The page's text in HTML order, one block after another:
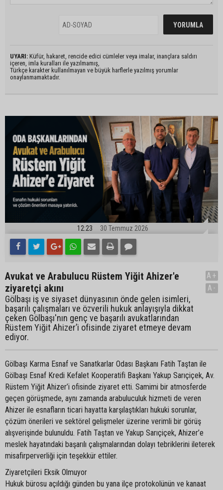
UYARI: Küfür, hakaret, rencide edici cümleler veya imalar, inançlara saldırı
içeren, imla kuralları ile yazılmamış,
Türkçe karakter kullanılmayan ve büyük harflerle yazılmış yorumlar
onaylanmamaktadır.
12:23 30 Temmuz 2026
Avukat ve Arabulucu Rüstem Yiğit Ahizer'e
ziyaretçi akını
Gölbaşı iş ve siyaset dünyasının önde gelen isimleri,
başarılı çalışmaları ve özverili hukuk anlayışıyla dikkat
çeken Gölbaşı'nın genç ve başarılı avukatlarından
Rüstem Yiğit Ahizer’i ofisinde ziyaret etmeye devam
ediyor.
A+
A-
Gölbaşı Karma Esnaf ve Sanatkarlar Odası Başkanı Fatih Taştan ile
Gölbaşı Esnaf Kredi Kefalet Kooperatifi Başkanı Yakup Sarıçiçek, Av.
Rüstem Yiğit Ahizer’i ofisinde ziyaret etti. Samimi bir atmosferde
geçen görüşmede, aynı zamanda arabuluculuk hizmeti de veren
Ahizer ile esnafların ticari hayatta karşılaştıkları hukuki sorunlar,
çözüm önerileri ve sektörel gelişmeler üzerine verimli bir görüş
alışverişinde bulunuldu. Fatih Taştan ve Yakup Sarıçiçek, Ahizer’e
meslek hayatındaki başarılı çalışmalarından dolayı tebriklerini ileterek
misafirperverliği için teşekkür ettiler.
Ziyaretçileri Eksik Olmuyor
Hukuk bürosu açıldığı günden bu yana ilçe protokolünün ve kanaat